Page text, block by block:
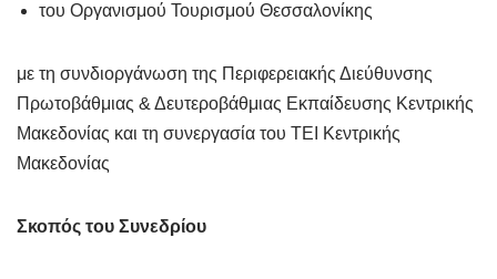
του Οργανισμού Τουρισμού Θεσσαλονίκης
με τη συνδιοργάνωση της Περιφερειακής Διεύθυνσης
Πρωτοβάθμιας & Δευτεροβάθμιας Εκπαίδευσης Κεντρικής
Μακεδονίας και τη συνεργασία του ΤΕΙ Κεντρικής
Μακεδονίας
Σκοπός του Συνεδρίου